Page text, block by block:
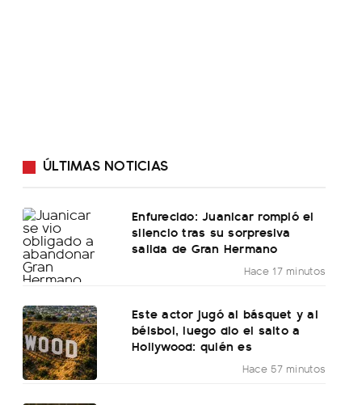
ÚLTIMAS NOTICIAS
Enfurecido: Juanicar rompió el
silencio tras su sorpresiva
salida de Gran Hermano
Hace 17 minutos
Este actor jugó al básquet y al
béisbol, luego dio el salto a
Hollywood: quién es
Hace 57 minutos